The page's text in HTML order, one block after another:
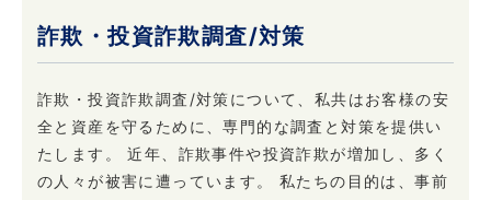
詐欺・投資詐欺調査/対策
詐欺・投資詐欺調査/対策について、私共はお客様の安
全と資産を守るために、専門的な調査と対策を提供い
たします。 近年、詐欺事件や投資詐欺が増加し、多く
の人々が被害に遭っています。 私たちの目的は、事前